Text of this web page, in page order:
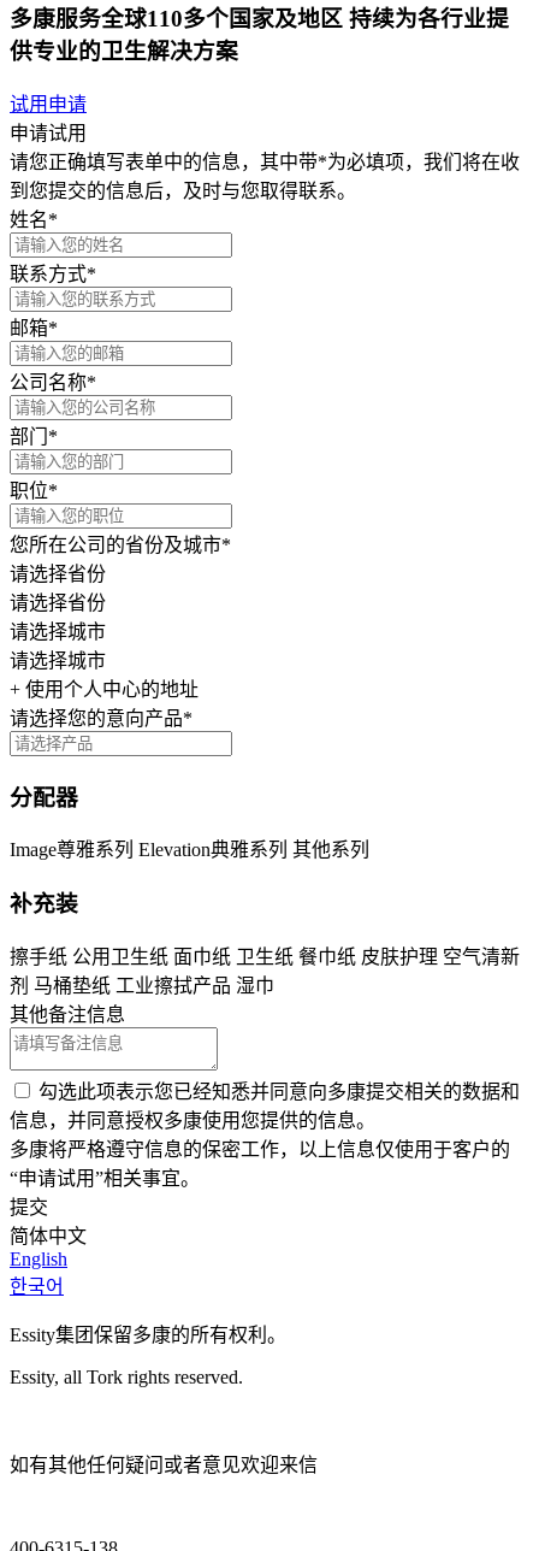
多康服务全球110多个国家及地区 持续为各行业提
供专业的卫生解决方案
试用申请
申请试用
请您正确填写表单中的信息，其中带*为必填项，我们将在收
到您提交的信息后，及时与您取得联系。
姓名*
联系方式*
邮箱*
公司名称*
部门*
职位*
您所在公司的省份及城市*
请选择省份
请选择省份
请选择城市
请选择城市
+ 使用个人中心的地址
请选择您的意向产品*
分配器
Image尊雅系列 Elevation典雅系列 其他系列
补充装
擦手纸 公用卫生纸 面巾纸 卫生纸 餐巾纸 皮肤护理 空气清新
剂 马桶垫纸 工业擦拭产品 湿巾
其他备注信息
勾选此项表示您已经知悉并同意向多康提交相关的数据和
信息，并同意授权多康使用您提供的信息。
多康将严格遵守信息的保密工作，以上信息仅使用于客户的
“申请试用”相关事宜。
提交
简体中文
English
한국어
Essity集团保留多康的所有权利。
Essity, all Tork rights reserved.
如有其他任何疑问或者意见欢迎来信